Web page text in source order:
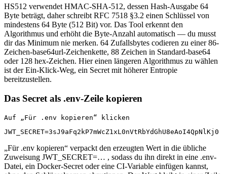
HS512 verwendet HMAC-SHA-512, dessen Hash-Ausgabe 64
Byte beträgt, daher schreibt RFC 7518 §3.2 einen Schlüssel von
mindestens 64 Byte (512 Bit) vor. Das Tool erkennt den
Algorithmus und erhöht die Byte-Anzahl automatisch — du musst
dir das Minimum nie merken. 64 Zufallsbytes codieren zu einer 86-
Zeichen-base64url-Zeichenkette, 88 Zeichen in Standard-base64
oder 128 hex-Zeichen. Hier einen längeren Algorithmus zu wählen
ist der Ein-Klick-Weg, ein Secret mit höherer Entropie
bereitzustellen.
Das Secret als .env-Zeile kopieren
Auf „Für .env kopieren“ klicken
JWT_SECRET=3sJ9aFq2kP7mWcZ1xL0nVtRbYdGhU8eAoI4QpNlKj0
„Für .env kopieren“ verpackt den erzeugten Wert in die übliche
Zuweisung JWT_SECRET=… , sodass du ihn direkt in eine .env-
Datei, ein Docker-Secret oder eine CI-Variable einfügen kannst,